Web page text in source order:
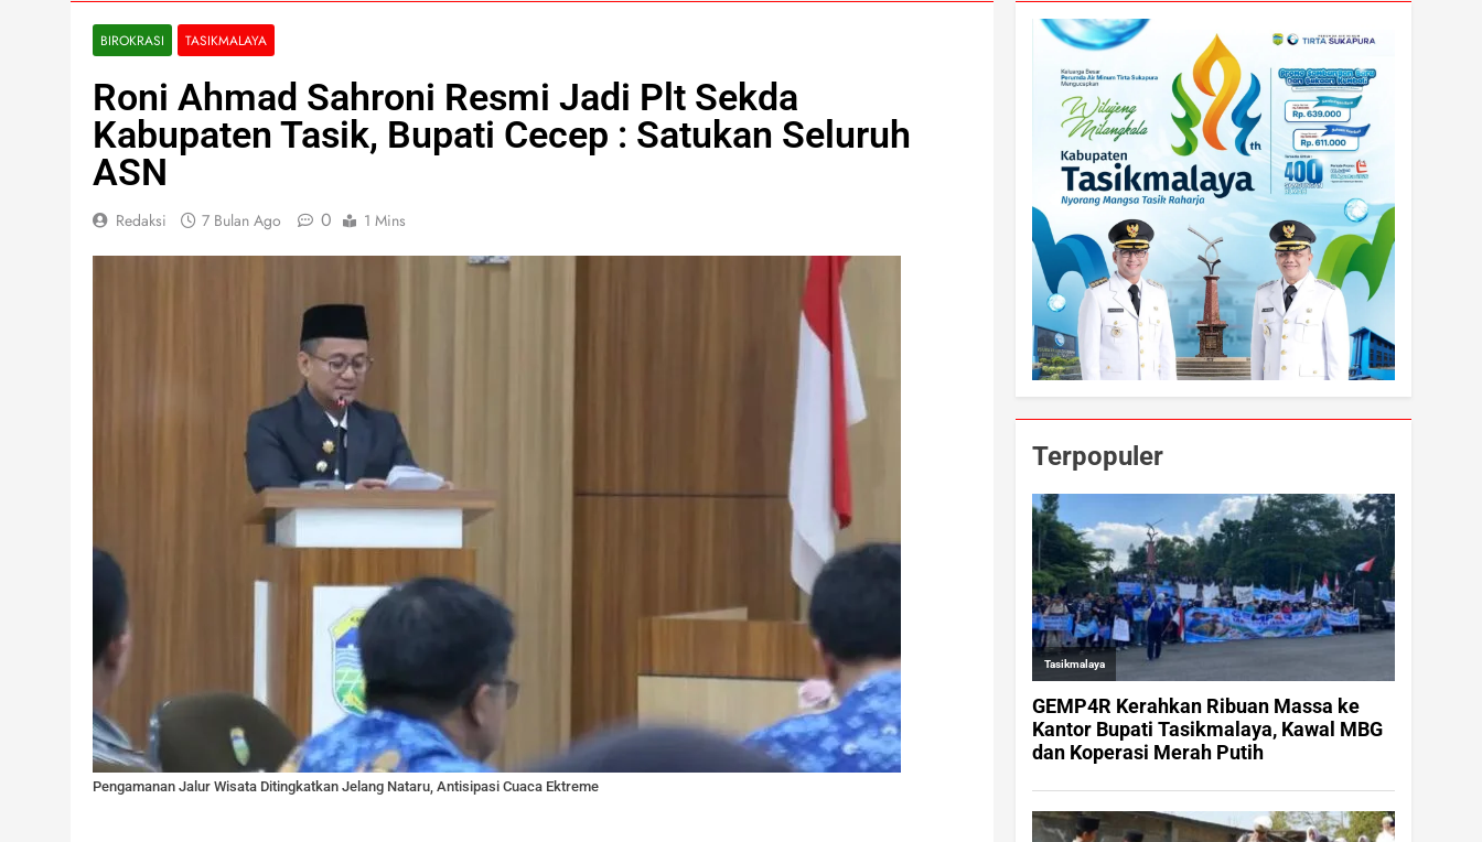
BIROKRASI TASIKMALAYA
Roni Ahmad Sahroni Resmi Jadi Plt Sekda
Kabupaten Tasik, Bupati Cecep : Satukan Seluruh
ASN
Redaksi 7 Bulan Ago 0 1 Mins
Pengamanan Jalur Wisata Ditingkatkan Jelang Nataru, Antisipasi Cuaca Ektreme
Terpopuler